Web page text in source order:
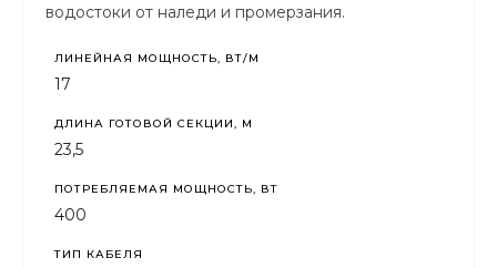
водостоки от наледи и промерзания.
ЛИНЕЙНАЯ МОЩНОСТЬ, ВТ/М
17
ДЛИНА ГОТОВОЙ СЕКЦИИ, М
23,5
ПОТРЕБЛЯЕМАЯ МОЩНОСТЬ, ВТ
400
ТИП КАБЕЛЯ